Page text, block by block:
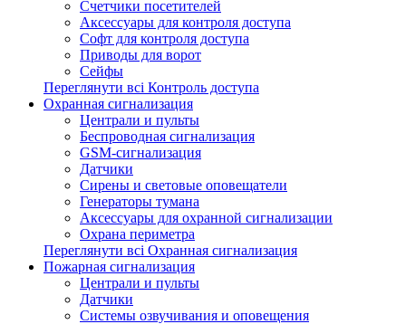
Счетчики посетителей
Аксессуары для контроля доступа
Софт для контроля доступа
Приводы для ворот
Сейфы
Переглянути всі Контроль доступа
Охранная сигнализация
Централи и пульты
Беспроводная сигнализация
GSM-сигнализация
Датчики
Сирены и световые оповещатели
Генераторы тумана
Аксессуары для охранной сигнализации
Охрана периметра
Переглянути всі Охранная сигнализация
Пожарная сигнализация
Централи и пульты
Датчики
Системы озвучивания и оповещения